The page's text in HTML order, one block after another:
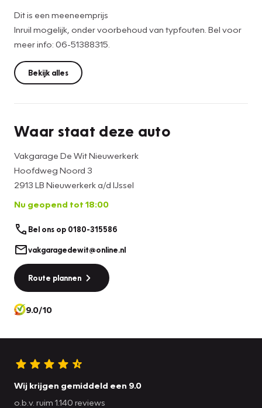
Dit is een meeneemprijs
Inruil mogelijk, onder voorbehoud van typfouten. Bel voor
meer info: 06-51388315.
Bekijk alles
Waar staat deze auto
Vakgarage De Wit Nieuwerkerk
Hoofdweg Noord 3
2913 LB Nieuwerkerk a/d IJssel
Nu geopend tot 18:00
Bel ons op 0180-315586
vakgaragedewit@online.nl
Route plannen
9.0/10
Wij krijgen gemiddeld een 9.0
o.b.v. ruim 1.140 reviews